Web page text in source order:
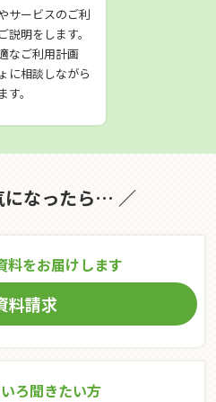
サービスのご利
説明をします。
なご利用計画
に相談しながら
。
になったら… ／
料をお届けします
料請求
ろ聞きたい⽅